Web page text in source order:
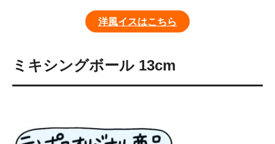
洋風イスはこちら
ミキシングボール 13cm